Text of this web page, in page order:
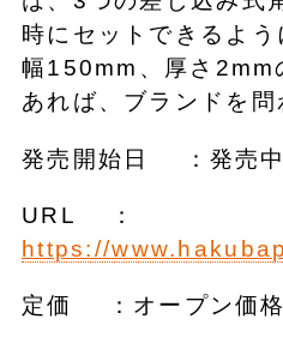
時にセットできるよう
幅150mm、厚さ2mm
あれば、ブランドを問
発売開始日 ：発売中
URL ：
https://
定価 ：オープン価格